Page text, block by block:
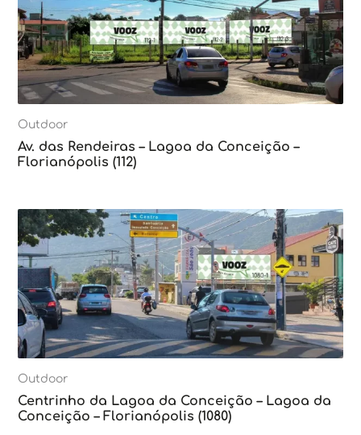
Outdoor
Av. das Rendeiras – Lagoa da Conceição –
Florianópolis (112)
Outdoor
Centrinho da Lagoa da Conceição – Lagoa da
Conceição – Florianópolis (1080)